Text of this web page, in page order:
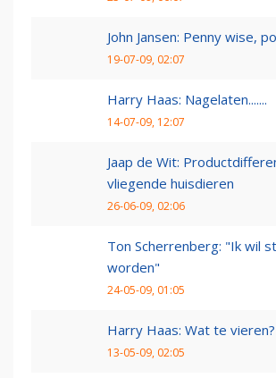
John Jansen: Penny wise,
19-07-09, 02:07
Harry Haas: Nagelaten.......
14-07-09, 12:07
Jaap de Wit:
vliegende huisdieren
26-06-09, 02:06
Ton Scherrenberg: "Ik wil
worden"
24-05-09, 01:05
Harry Haas: Wat te vieren?
13-05-09, 02:05